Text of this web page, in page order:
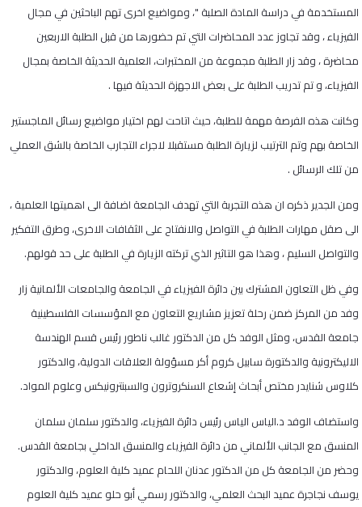
المستخدمة في دراسة المادة الصلبة "، ومواضيع اخرى تهم الباحثين في مجال
الفيزياء ، وقد تجاوز عدد المحاضرات التي تم حضورها من قبل الطلبة الاربعين
محاضرة ، وقد زار الطلبة مجموعة من المختبرات، العلمية الحديثة الخاصة بمجال
الفيزياء، و تم تدريب الطلبة على بعض الاجهزة الحديثة فيها .
وكانت هذه الفرصة مهمة للطلبة، حيث اتاحت لهم اختيار مواضيع رسائل الماجستير
الخاصة بهم وتم الترتيب لزيارة الطلبة مستقبلا لاجراء التجارب الخاصة بالشق العملي
من تلك الرسائل .
ومن الجدير ذكره ان هذه التجربة التي تهدف الجامعة اضافة الى اهميتها العلمية ،
الى صقل مهارات الطلبة في التواصل والانفتاح على الثقافات الاخرى، وطرق التفكير
والتواصل السليم ، وهذا هو التاثير الذي تركته الزيارة في الطلبة على حد قولهم.
وفي ظل التعاون المشترك بين دائرة الفيزياء في الجامعة والجامعات الألمانية زار
وفد من المركز ضمن رحلة تعزيز مشاريع التعاون مع المؤسسات الفلسطينية
جامعة القدس، ومثل الوفد كل من الدكتور غالب ناطور رئيس قسم الهندسة
الاليكترونية والدكتورة سابيل كروم أكر مسؤولة العلاقات الدولية، والدكتور
كلاوس شنايدر مختص أبحاث إشعاع السنكروترون والسبنترونيكس وعلوم المواد.
واستضاف الوفد د.الياس الياس رئيس دائرة الفيزياء، والدكتور سلمان سلمان
المنسق مع الجانب الألماني من دائرة الفيزياء والمنسق الداخلي بجامعة القدس.
وحضر من الجامعة كل من الدكتور عدنان اللحام عميد كلية العلوم، والدكتور
يوسف نجاجرة عميد البحث العلمي، والدكتور رسمي أبو حلو عميد كلية العلوم